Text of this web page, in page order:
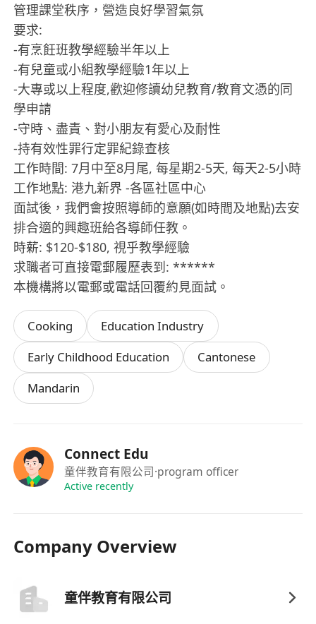
管理課堂秩序，營造良好學習氣氛
要求:
-有烹飪班教學經驗半年以上
-有兒童或小組教學經驗1年以上
-大專或以上程度,歡迎修讀幼兒教育/教育文憑的同
學申請
-守時、盡責、對小朋友有愛心及耐性
-持有效性罪行定罪紀錄查核
工作時間: 7月中至8月尾, 每星期2-5天, 每天2-5小時
工作地點: 港九新界 -各區社區中心
面試後，我們會按照導師的意願(如時間及地點)去安
排合適的興趣班給各導師任教。
時薪: $120-$180, 視乎教學經驗
求職者可直接電郵履歷表到: ******
本機構將以電郵或電話回覆約見面試。
Cooking
Education Industry
Early Childhood Education
Cantonese
Mandarin
Connect Edu
童伴教育有限公司·program officer
Active recently
Company Overview
童伴教育有限公司